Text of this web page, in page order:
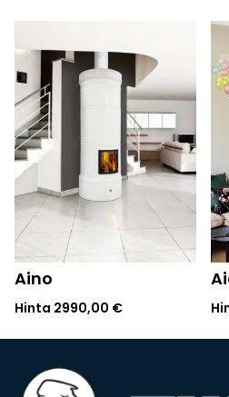
Aino
Hinta 2990,00 €